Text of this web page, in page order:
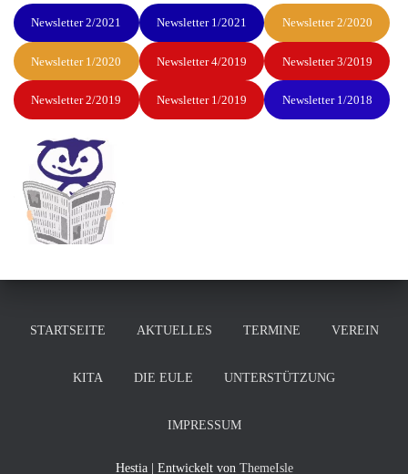
Newsletter 2/2021 Newsletter 1/2021 Newsletter 2/2020
Newsletter 1/2020 Newsletter 4/2019 Newsletter 3/2019
Newsletter 2/2019 Newsletter 1/2019 Newsletter 1/2018
STARTSEITE AKTUELLES TERMINE VEREIN
KITA DIE EULE UNTERSTÜTZUNG
IMPRESSUM
Hestia | Entwickelt von ThemeIsle